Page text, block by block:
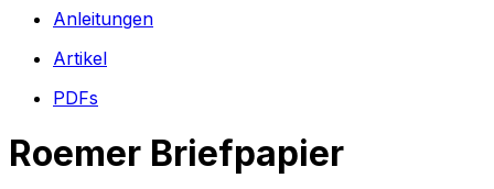
Anleitungen
Artikel
PDFs
Roemer Briefpapier